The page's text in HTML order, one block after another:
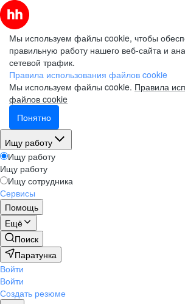
Мы используем файлы cookie, чтобы
правильную работу нашего веб-сайта и
сетевой трафик.
Правила использования файлов cookie
Мы используем файлы cookie. Правила
файлов cookie
Понятно
Ищу работу
Ищу работу
Ищу работу
Ищу сотрудника
Сервисы
Помощь
Ещё
Поиск
Паратунка
Войти
Войти
Создать резюме